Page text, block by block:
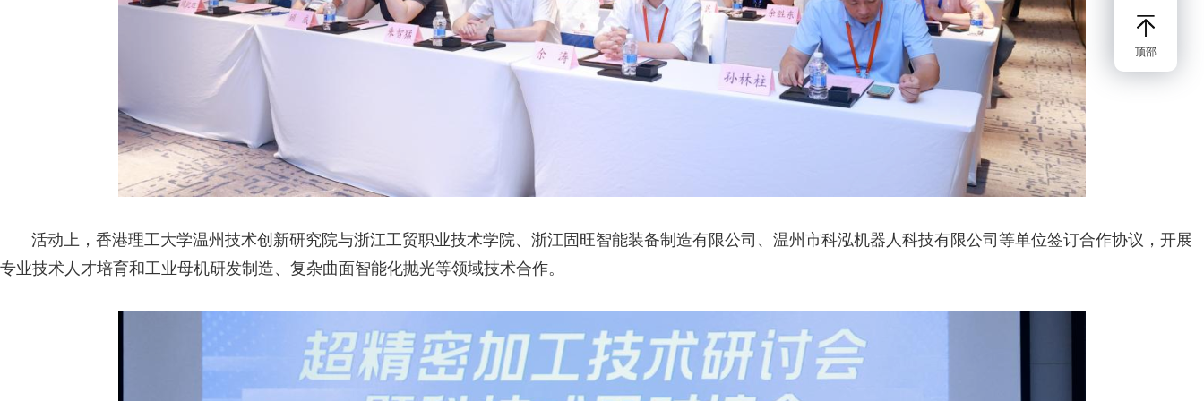
活动上，香港理工大学温州技术创新研究院与浙江工贸职业技术学院、浙江固旺智能装备制造有限公司、温州市科泓机器人科技有限公司等单位签订合作协议，开展
专业技术人才培育和工业母机研发制造、复杂曲面智能化抛光等领域技术合作。
顶部